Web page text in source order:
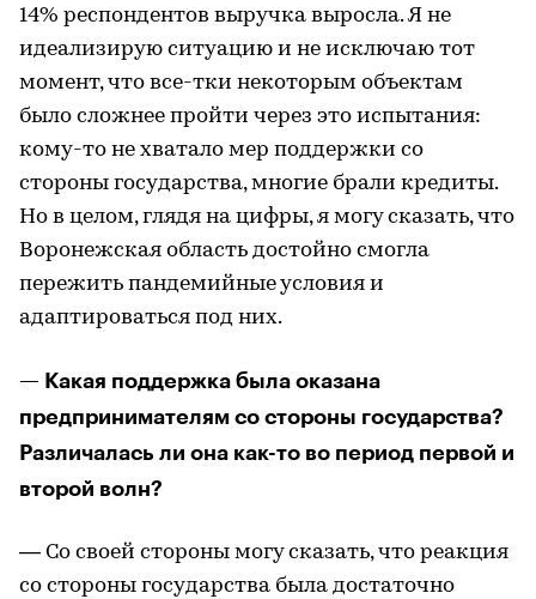
14% респондентов выручка выросла. Я не
идеализирую ситуацию и не исключаю тот
момент, что все-тки некоторым объектам
было сложнее пройти через это испытания:
кому-то не хватало мер поддержки со
стороны государства, многие брали кредиты.
Но в целом, глядя на цифры, я могу сказать, что
Воронежская область достойно смогла
пережить пандемийные условия и
адаптироваться под них.
— Какая поддержка была оказана
предпринимателям со стороны государства?
Различалась ли она как-то во период первой и
второй волн?
— Со своей стороны могу сказать, что реакция
со стороны государства была достаточно